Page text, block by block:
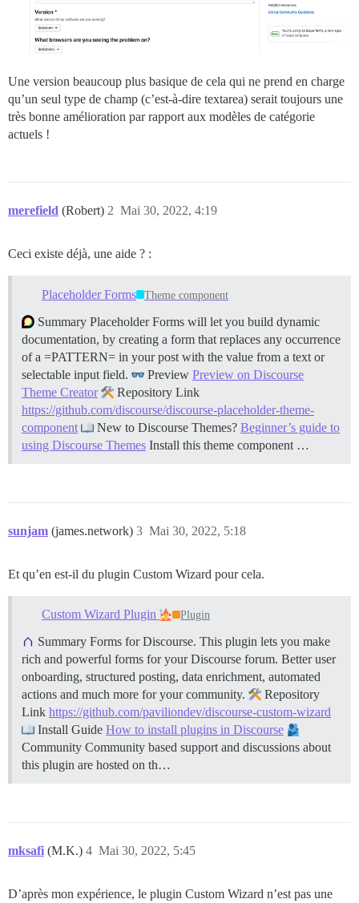
    attributes:
label: Sur quels navigateurs rencontrez-vous
      multiple: true
      options:
        - Chrome
        - Safari
        - Microsoft Edge
  - type: textarea
    id: logs
  - type: checkboxes
      label: Code de conduite
- label: J'accepte de suivre le Code de
Une version beaucoup plus basique de cela qui ne prend en charge
qu’un seul type de champ (c’est-à-dire textarea) serait toujours une
très bonne amélioration par rapport aux modèles de catégorie
actuels !
merefield (Robert) Mai 30, 2022, 4:19
2
Ceci existe déjà, une aide ? :
Placeholder Forms Theme component
Summary Placeholder Forms will let you build dynamic
documentation, by creating a form that replaces any occurrence
of a =PATTERN= in your post with the value from a text or
selectable input field.
Preview Preview on Discourse
Theme Creator
Repository Link
https://github.com/discourse/discourse-placeholder-theme-
component
New to Discourse Themes? Beginner’s guide to
using Discourse Themes Install this theme component …
sunjam (james.network) Mai 30, 2022, 5:18
3
Et qu’en est-il du plugin Custom Wizard pour cela.
Custom Wizard Plugin Plugin
Summary Forms for Discourse. This plugin lets you make
rich and powerful forms for your Discourse forum. Better user
onboarding, structured posting, data enrichment, automated
actions and much more for your community.
Repository
Link https://github.com/paviliondev/discourse-custom-wizard
Install Guide How to install plugins in Discourse
Community Community based support and discussions about
this plugin are hosted on th…
mksafi (M.K.) Mai 30, 2022, 5:45
4
D’après mon expérience, le plugin Custom Wizard n’est pas une